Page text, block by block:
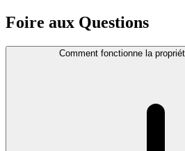
Foire aux Questions
Comment fonctionne la